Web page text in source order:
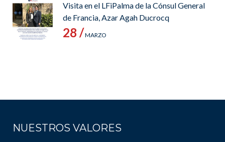
Visita en el LFiPalma de la Cónsul General
de Francia, Azar Agah Ducrocq
28 /MARZO
NUESTROS VALORES